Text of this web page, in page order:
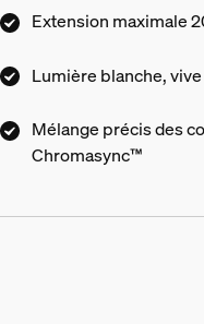
garantit un
Extension maximale
Lumière blanche,
Mélange précis des
Chromasync™